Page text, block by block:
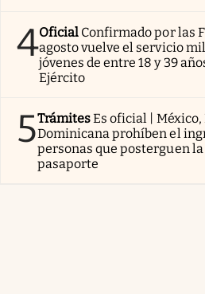
4Oficial Confirmado por las
agosto vuelve el servicio
jóvenes de entre 18 y 39
Ejército
5TrámitesEs oficial |
Dominicana prohíben el
personas que posterguen
pasaporte